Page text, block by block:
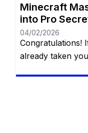
Minecraft
into Pro
04/02/2026
Congratulations!
already taken